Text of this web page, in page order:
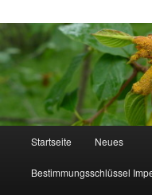
Startseite Neues
Bestimmungsschlüssel